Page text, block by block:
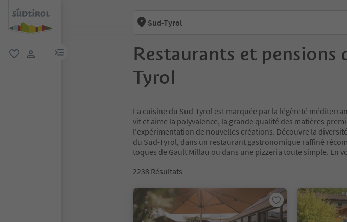
lien menu
Sud-Tyrol
Restaurants et pensions
Tyrol
La cuisine du Sud-Tyrol est marquée par la légèreté
vit et aime la polyvalence, la grande qualité des matières
l'expérimentation de nouvelles créations. Découvre la
du Sud-Tyrol, dans un restaurant gastronomique raffiné
toques de Gault Millau ou dans une pizzeria toute simple. En
2238 Résultats